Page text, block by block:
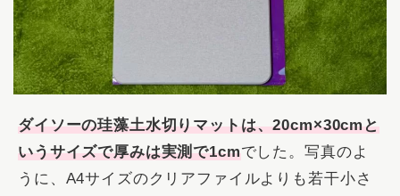
ダイソーの珪藻土水切りマットは、20cm×30cmと
いうサイズで厚みは実測で1cmでした。写真のよ
うに、A4サイズのクリアファイルよりも若干小さ